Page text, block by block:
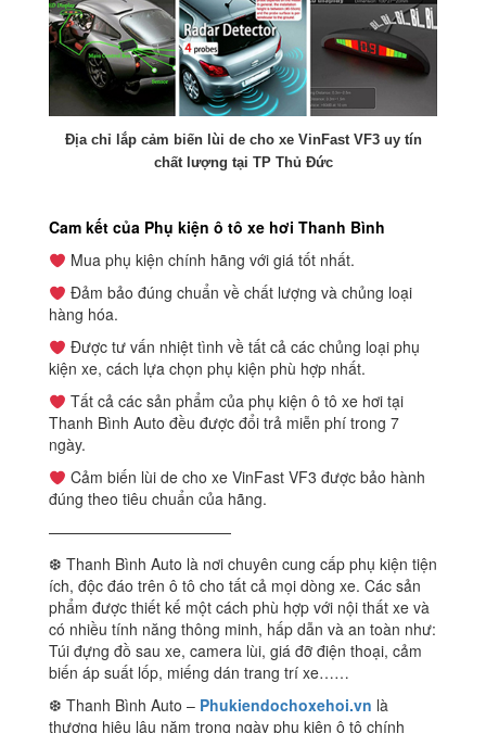
Địa chỉ lắp cảm biến lùi de cho xe VinFast VF3 uy tín
chất lượng tại TP Thủ Đức
Cam kết của Phụ kiện ô tô xe hơi Thanh Bình
Mua phụ kiện chính hãng với giá tốt nhất.
Đảm bảo đúng chuẩn về chất lượng và chủng loại
hàng hóa.
Được tư vấn nhiệt tình về tất cả các chủng loại phụ
kiện xe, cách lựa chọn phụ kiện phù hợp nhất.
Tất cả các sản phẩm của phụ kiện ô tô xe hơi tại
Thanh Bình Auto đều được đổi trả miễn phí trong 7
ngày.
Cảm biến lùi de cho xe VinFast VF3 được bảo hành
đúng theo tiêu chuẩn của hãng.
————————————
❆ Thanh Bình Auto là nơi chuyên cung cấp phụ kiện tiện
ích, độc đáo trên ô tô cho tất cả mọi dòng xe. Các sản
phẩm được thiết kế một cách phù hợp với nội thất xe và
có nhiều tính năng thông minh, hấp dẫn và an toàn như:
Túi đựng đồ sau xe, camera lùi, giá đỡ điện thoại, cảm
biến áp suất lốp, miếng dán trang trí xe……
❆ Thanh Bình Auto – Phukiendochoxehoi.vn là
thương hiệu lâu năm trong ngày phụ kiện ô tô chính